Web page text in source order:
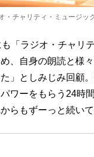
・チャリティ・ミュージ
「ラジオ・チャリ
、自身の朗読と様
た」としみじみ回顧
ワーをもらう24時
らもずーっと続い